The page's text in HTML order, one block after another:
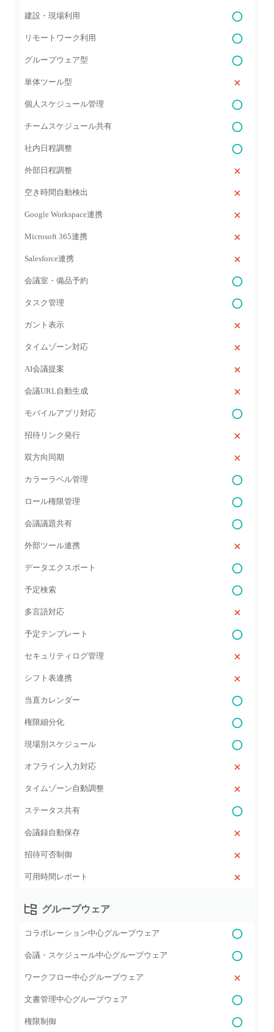
建設・現場利用
リモートワーク利用
グループウェア型
単体ツール型
個人スケジュール管理
チームスケジュール共有
社内日程調整
外部日程調整
空き時間自動検出
Google Workspace連携
Microsoft 365連携
Salesforce連携
会議室・備品予約
タスク管理
ガント表示
タイムゾーン対応
AI会議提案
会議URL自動生成
モバイルアプリ対応
招待リンク発行
双方向同期
カラーラベル管理
ロール権限管理
会議議題共有
外部ツール連携
データエクスポート
予定検索
多言語対応
予定テンプレート
セキュリティログ管理
シフト表連携
当直カレンダー
権限細分化
現場別スケジュール
オフライン入力対応
タイムゾーン自動調整
ステータス共有
会議録自動保存
招待可否制御
可用時間レポート
グループウェア
コラボレーション中心グループウェア
会議・スケジュール中心グループウェア
ワークフロー中心グループウェア
文書管理中心グループウェア
権限制御